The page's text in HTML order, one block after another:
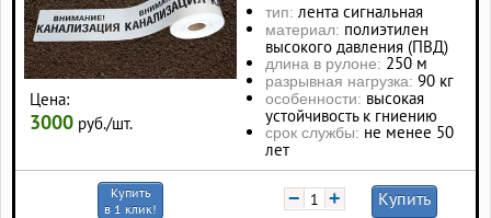
Цена:
3000 руб./шт.
тип: лента сигнальная
материал: полиэтилен
высокого давления (ПВД)
длина в рулоне: 250 м
разрывная нагрузка: 90 кг
особенности: высокая
устойчивость к гниению
срок службы: не менее 50
лет
Купить
в 1 клик!
− + Купить